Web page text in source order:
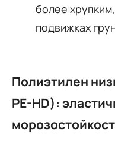
более
подвижках
Полиэтилен
PE-HD):